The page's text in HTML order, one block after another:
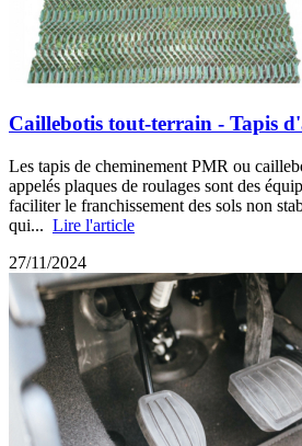
Caillebotis tout-terrain - Tapis
Les tapis de cheminement PMR ou
appelés plaques de roulages sont des
faciliter le franchissement des sols non
qui... Lire l'article
27/11/2024